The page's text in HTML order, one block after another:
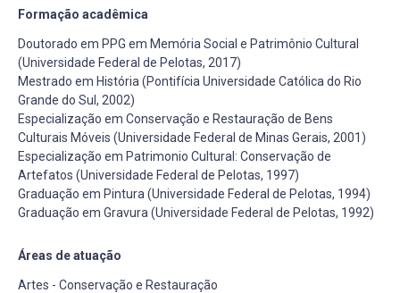
Formação acadêmica
Doutorado em PPG em Memória Social e Patrimônio Cultural
(Universidade Federal de Pelotas, 2017)
Mestrado em História (Pontifícia Universidade Católica do Rio
Grande do Sul, 2002)
Especialização em Conservação e Restauração de Bens
Culturais Móveis (Universidade Federal de Minas Gerais, 2001)
Especialização em Patrimonio Cultural: Conservação de
Artefatos (Universidade Federal de Pelotas, 1997)
Graduação em Pintura (Universidade Federal de Pelotas, 1994)
Graduação em Gravura (Universidade Federal de Pelotas, 1992)
Áreas de atuação
Artes - Conservação e Restauração